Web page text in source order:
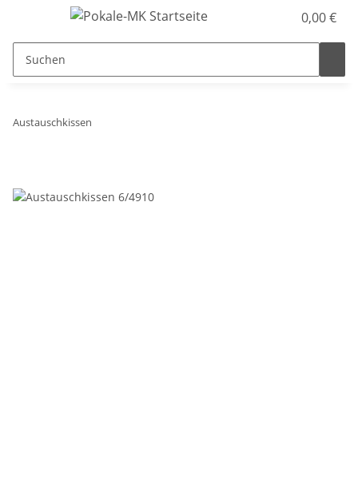
0,00 €
Austauschkissen